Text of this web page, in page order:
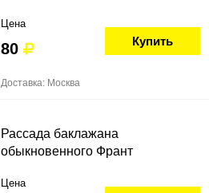
Цена
80 Купить
Доставка: Москва
Рассада баклажана
обыкновенного Франт
Цена